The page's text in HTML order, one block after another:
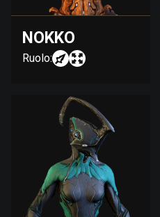
NOKKO
Ruolo: